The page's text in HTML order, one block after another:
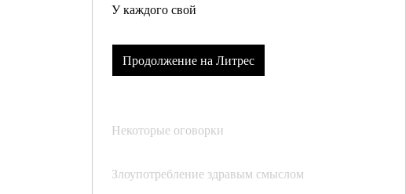
У каждого свой
Продолжение на Литрес
Некоторые оговорки
Злоупотребление здравым смыслом